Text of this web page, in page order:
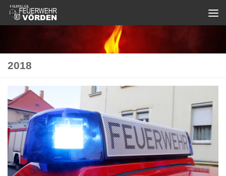
Zum Inhalt springen
2018